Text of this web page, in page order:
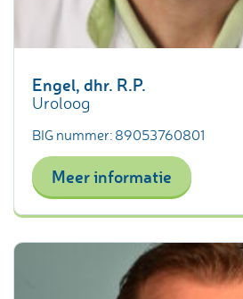
Engel, dhr. R.P.
Uroloog
BIG nummer: 89053760801
Meer informatie